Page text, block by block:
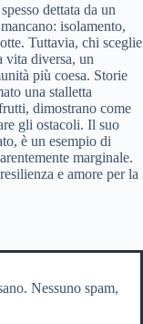
dettata da un
isolamento,
Tuttavia, chi sceglie
vita diversa, un
più coesa. Storie
una stalletta
dimostrano come
gli ostacoli. Il suo
è un esempio di
marginale.
e amore per la
Nessuno spam,